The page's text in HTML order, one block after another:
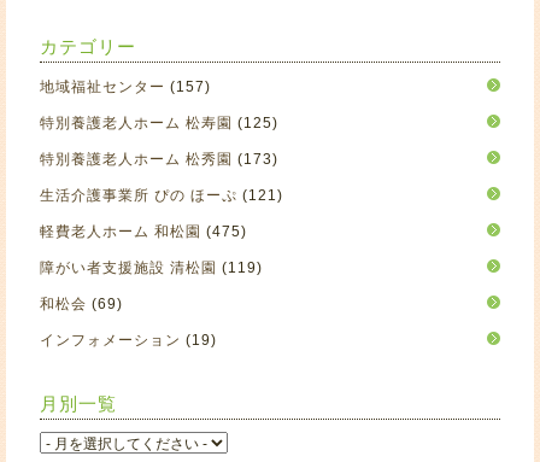
カテゴリー
地域福祉センター (157)
特別養護老人ホーム 松寿園 (125)
特別養護老人ホーム 松秀園 (173)
生活介護事業所 ぴの ほーぷ (121)
軽費老人ホーム 和松園 (475)
障がい者支援施設 清松園 (119)
和松会 (69)
インフォメーション (19)
月別一覧